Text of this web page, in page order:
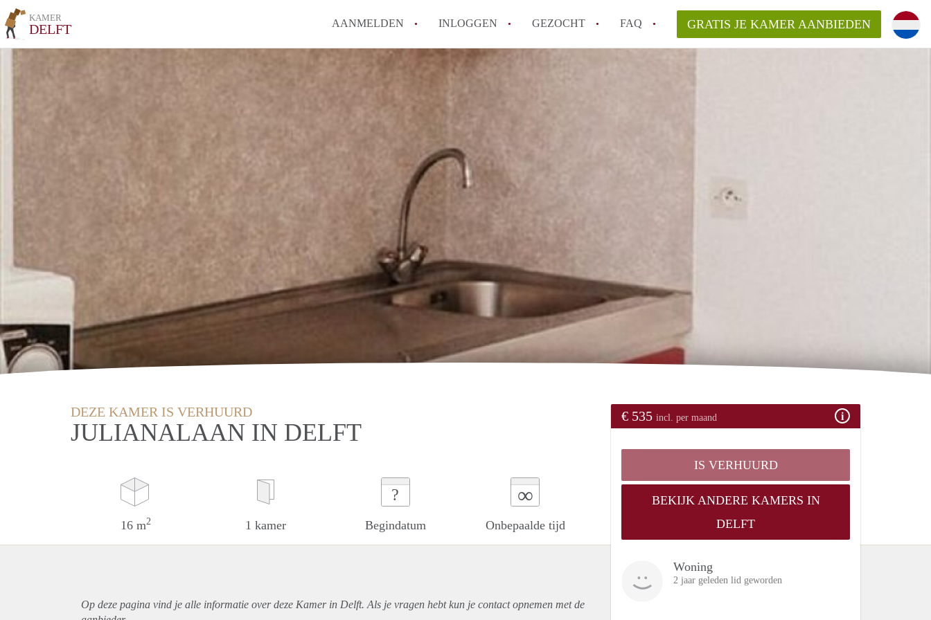
KAMER
DELFT AANMELDEN INLOGGEN GEZOCHT FAQ
Is KamerDelft verantwoordelijk voor de aangeboden Kamer / Kamers in
Alle veelgestelde vragen
GRATIS JE KAMER AANBIEDEN
DEZE KAMER IS VERHUURD
JULIANALAAN IN DELFT
16 m2 1 kamer
?
Begindatum
∞
Onbepaalde tijd
€ 535 incl. per maand
IS VERHUURD
BEKIJK ANDERE KAMERS IN
DELFT
Woning
2 jaar geleden lid geworden
Op deze pagina vind je alle informatie over deze Kamer in Delft. Als je vragen hebt kun je contact opnemen met de